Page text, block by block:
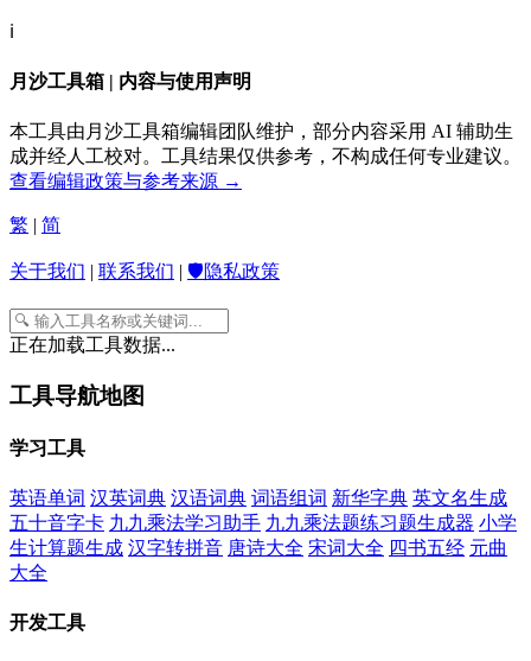
ℹ️
月沙工具箱 | 内容与使用声明
本工具由月沙工具箱编辑团队维护，部分内容采用 AI 辅助生
成并经人工校对。工具结果仅供参考，不构成任何专业建议。
查看编辑政策与参考来源 →
繁 | 简
关于我们 | 联系我们 | 🛡️隐私政策
正在加载工具数据...
工具导航地图
学习工具
英语单词 汉英词典 汉语词典 词语组词 新华字典 英文名生成
五十音字卡 九九乘法学习助手 九九乘法题练习题生成器 小学
生计算题生成 汉字转拼音 唐诗大全 宋词大全 四书五经 元曲
大全
开发工具